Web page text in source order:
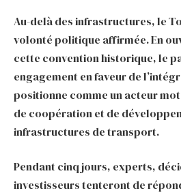
Au-delà des infrastructures, le
volonté politique affirmée. En
cette convention historique, le
engagement en faveur de
positionne comme un acteur
de coopération et de
infrastructures de transport.
Pendant cinq jours, experts,
investisseurs tenteront de